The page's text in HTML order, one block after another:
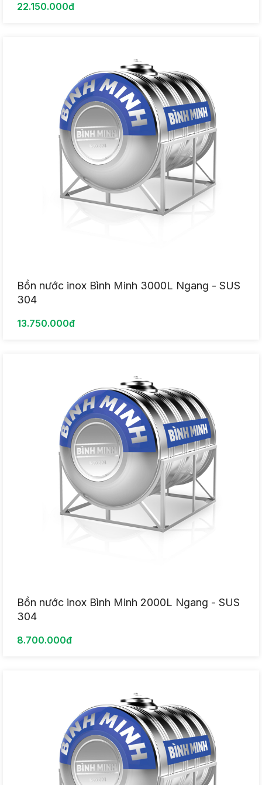
22.150.000đ
Bồn nước inox Bình Minh 3000L Ngang - SUS
304
13.750.000đ
Bồn nước inox Bình Minh 2000L Ngang - SUS
304
8.700.000đ